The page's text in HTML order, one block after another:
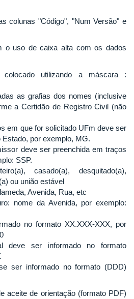
colunas "Código", "Num Versão" e
o uso de caixa alta com os dados
utilizando a máscara :
as grafias dos nomes (inclusive
a Certidão de Registro Civil (não
em que for solicitado UFm deve ser
Estado, por exemplo, MG.
deve ser preenchida em traços
SSP.
casado(a), desquitado(a),
ou união estável
Avenida, Rua, etc
nome da Avenida, por exemplo:
no formato XX.XXX-XXX, por
deve ser informado no formato
ser informado no formato (DDD)
aceite de orientação (formato PDF)